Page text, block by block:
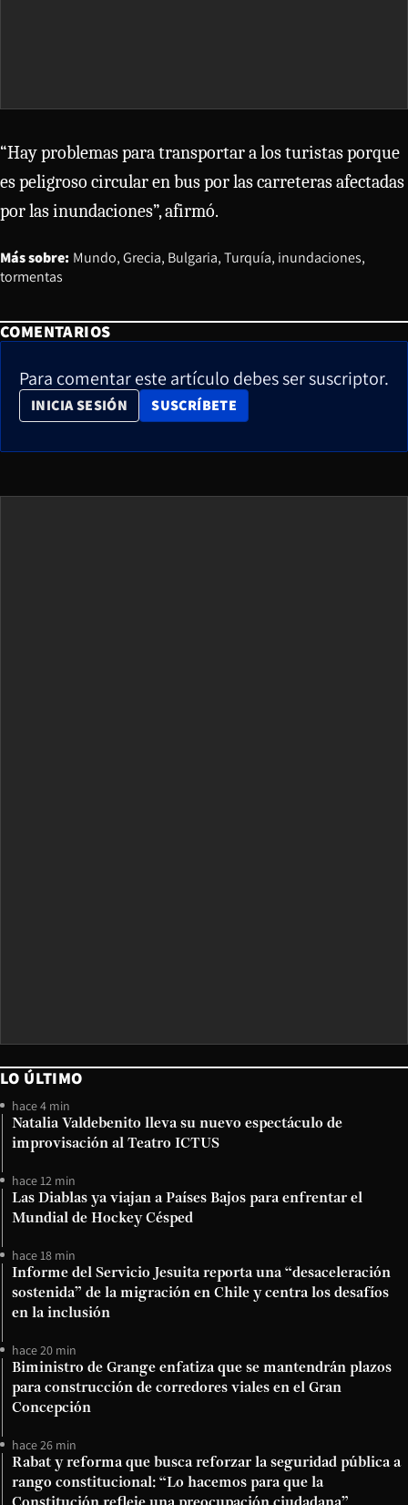
“Hay problemas para transportar a los turistas porque
es peligroso circular en bus por las carreteras afectadas
por las inundaciones”, afirmó.
Más sobre: Mundo Grecia Bulgaria Turquía inundaciones
tormentas
COMENTARIOS
Para comentar este artículo debes ser suscriptor.
INICIA SESIÓN SUSCRÍBETE
OPENS IN NEW WINDOW
LO ÚLTIMO
hace 4 min
Natalia Valdebenito lleva su nuevo espectáculo de
improvisación al Teatro ICTUS
hace 12 min
Las Diablas ya viajan a Países Bajos para enfrentar el
Mundial de Hockey Césped
hace 18 min
Informe del Servicio Jesuita reporta una “desaceleración
sostenida” de la migración en Chile y centra los desafíos
en la inclusión
hace 20 min
Biministro de Grange enfatiza que se mantendrán plazos
para construcción de corredores viales en el Gran
Concepción
hace 26 min
Rabat y reforma que busca reforzar la seguridad pública a
rango constitucional: “Lo hacemos para que la